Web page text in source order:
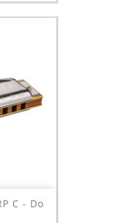
C - Do